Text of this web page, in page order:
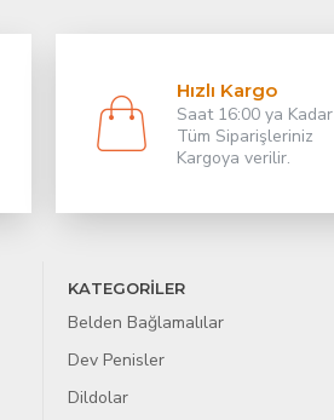
Hızlı Kargo
Saat 16:00 ya Kadar
Tüm Siparişleriniz
Kargoya verilir.
KATEGORİLER
Belden Bağlamalılar
Dev Penisler
Dildolar